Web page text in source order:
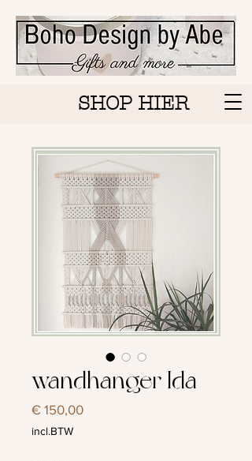
SHOP HIER
wandhanger Ida
€ 150,00Prijs
incl.BTW